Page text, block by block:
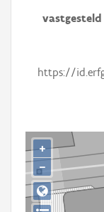
Waarneming
Gebeurtenis
Downloads
Hergebruik
Aanmelden
https://
+
−